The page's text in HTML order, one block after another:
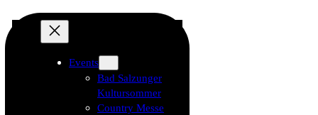
Events
Bad Salzunger
Kultursommer
Country Messe